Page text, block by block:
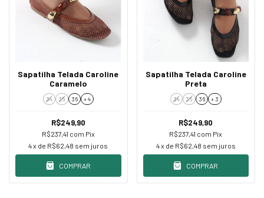
Sapatilha Telada Caroline
Caramelo
34 35 36 + 4
R$249,90
R$237,41 com Pix
4x de R$62,48 sem juros
COMPRAR
Sapatilha Telada Caroline
Preta
34 35 36 + 3
R$249,90
R$237,41 com Pix
4x de R$62,48 sem juros
COMPRAR